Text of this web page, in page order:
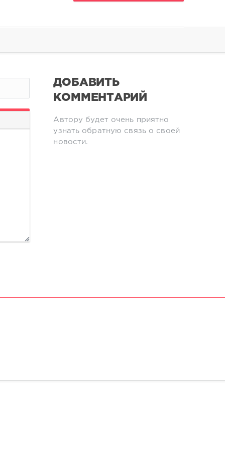
ДОБАВИТЬ
КОММЕНТАРИЙ
Автору будет очень приятно
узнать обратную связь о своей
новости.